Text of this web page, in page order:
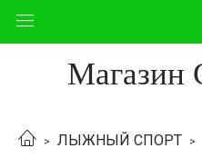
Магазин
ЛЫЖНЫЙ СПОРТ